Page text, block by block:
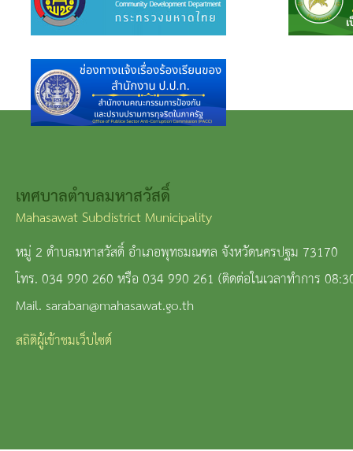
เทศบาลตำบลมหาสวัสดิ์
Mahasawat Subdistrict Municipality
หมู่ 2 ตำบลมหาสวัสดิ์ อำเภอพุทธมณฑล จังหวัดนครปฐม 73170
โทร. 034 990 260 หรือ 034 990 261 (ติดต่อในเวลาทำการ
Mail. saraban@mahasawat.go.th
สถิติผู้เข้าชมเว็บไซต์